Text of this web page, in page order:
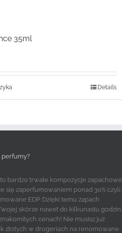
35ml
Details
perfumy?
bardzo trwałe kompozycje zapachowe
się zaperfumowaniem ponad 30% czyli
EDP. Dzięki temu zapach
skórze nawet do kilkunastu godzin.
cenach! Nie musisz już
złotych w drogeriach na renomowane